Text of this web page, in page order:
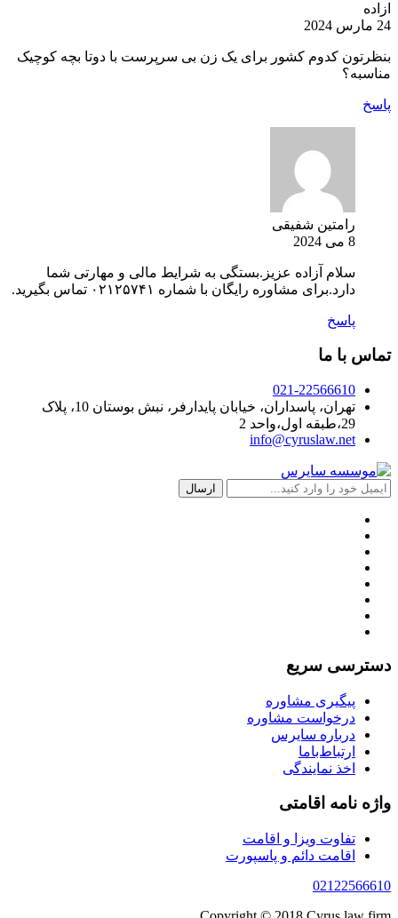
ازاده
24 مارس 2024
بنظرتون کدوم کشور برای یک زن بی سرپرست با دوتا بچه کوچیک
مناسبه؟
پاسخ
رامتین شفیقی
8 می 2024
سلام آزاده عزیز.بستگی به شرایط مالی و مهارتی شما
دارد.برای مشاوره رایگان با شماره ۰۲۱۲۵۷۴۱ تماس بگیرید.
پاسخ
تماس با ما
021-22566610
تهران، پاسداران، خیابان پایدارفر، نبش بوستان 10، پلاک
29،طبقه اول،واحد 2
info@cyruslaw.net
دسترسی سریع
پیگیری مشاوره
درخواست مشاوره
درباره سایرس
ارتباط‌با‌ما
اخذ نمایندگی
واژه نامه اقامتی
تفاوت ویزا و اقامت
اقامت دائم و پاسپورت
02122566610